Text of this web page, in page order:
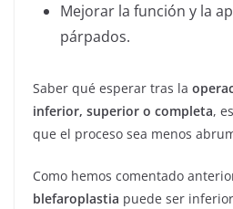
Mejorar la función y la
párpados.
Saber qué esperar tras la
inferior, superior o completa,
que el proceso sea menos
Como hemos comentado
blefaroplastia puede ser